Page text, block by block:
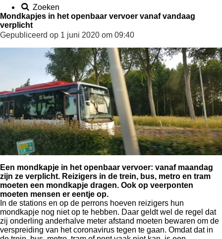
Zoeken
Mondkapjes in het openbaar vervoer vanaf vandaag
verplicht
Gepubliceerd op 1 juni 2020 om 09:40
Een mondkapje in het openbaar vervoer: vanaf maandag
zijn ze verplicht. Reizigers in de trein, bus, metro en tram
moeten een mondkapje dragen. Ook op veerponten
moeten mensen er eentje op.
In de stations en op de perrons hoeven reizigers hun
mondkapje nog niet op te hebben. Daar geldt wel de regel dat
zij onderling anderhalve meter afstand moeten bewaren om de
verspreiding van het coronavirus tegen te gaan. Omdat dat in